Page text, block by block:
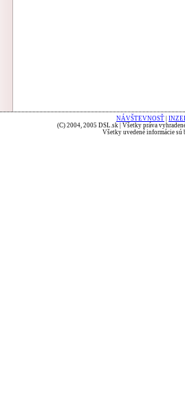
NÁVŠTEVNOSŤ
(C) 2004, 2005 DSL.sk | Všetky práva
Všetky uvedené informácie sú